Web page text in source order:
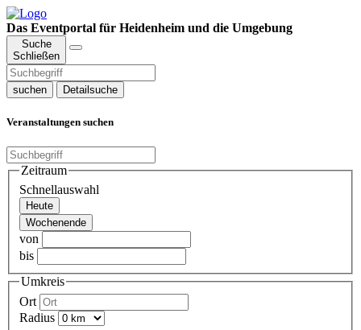
Das Eventportal für Heidenheim und die Umgebung
Suche
Schließen
suchen Detailsuche
Veranstaltungen suchen
Zeitraum
Schnellauswahl
Heute
Wochenende
von
bis
Umkreis
Ort
Radius